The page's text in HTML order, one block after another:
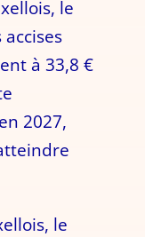
le
à 33,8 €
2027,
le